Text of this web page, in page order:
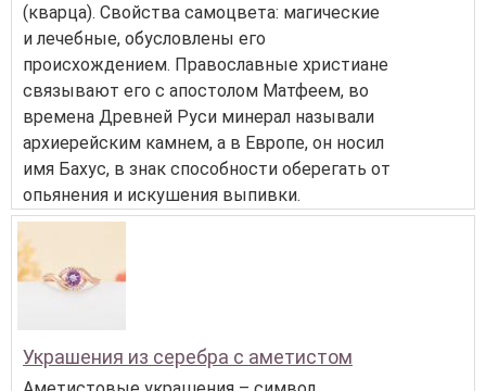
(кварца). Свойства самоцвета: магические
и лечебные, обусловлены его
происхождением. Православные христиане
связывают его с апостолом Матфеем, во
времена Древней Руси минерал называли
архиерейским камнем, а в Европе, он носил
имя Бахус, в знак способности оберегать от
опьянения и искушения выпивки.
Украшения из серебра с аметистом